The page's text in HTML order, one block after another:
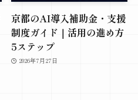
京都のAI導入補助金・支援
制度ガイド｜活用の進め方
5ステップ
2026年7月27日